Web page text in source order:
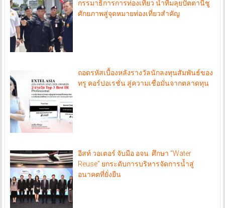
กรรมาธิการการท่องเที่ยว นำทีมลุยปัตตานีชู
ศักยภาพสู่จุดหมายท่องเที่ยวสำคัญ
ถอดรหัสเบื้องหลังรางวัลนักลงทุนสัมพันธ์ของ
ทรู คอร์ปอเรชั่น สู่ความเชื่อมั่นจากตลาดทุน
อีสท์ วอเตอร์ จับมือ อจน. ศึกษา “Water
Reuse” ยกระดับการบริหารจัดการน้ำสู่
อนาคตที่ยั่งยืน